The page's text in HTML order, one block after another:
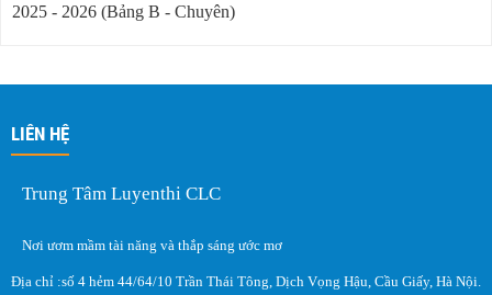
2025 - 2026 (Bảng B - Chuyên)
LIÊN HỆ
Trung Tâm Luyenthi CLC
Nơi ươm mầm tài năng và thắp sáng ước mơ
Địa chỉ :số 4 hẻm 44/64/10 Trần Thái Tông, Dịch Vọng Hậu, Cầu Giấy, Hà Nội.